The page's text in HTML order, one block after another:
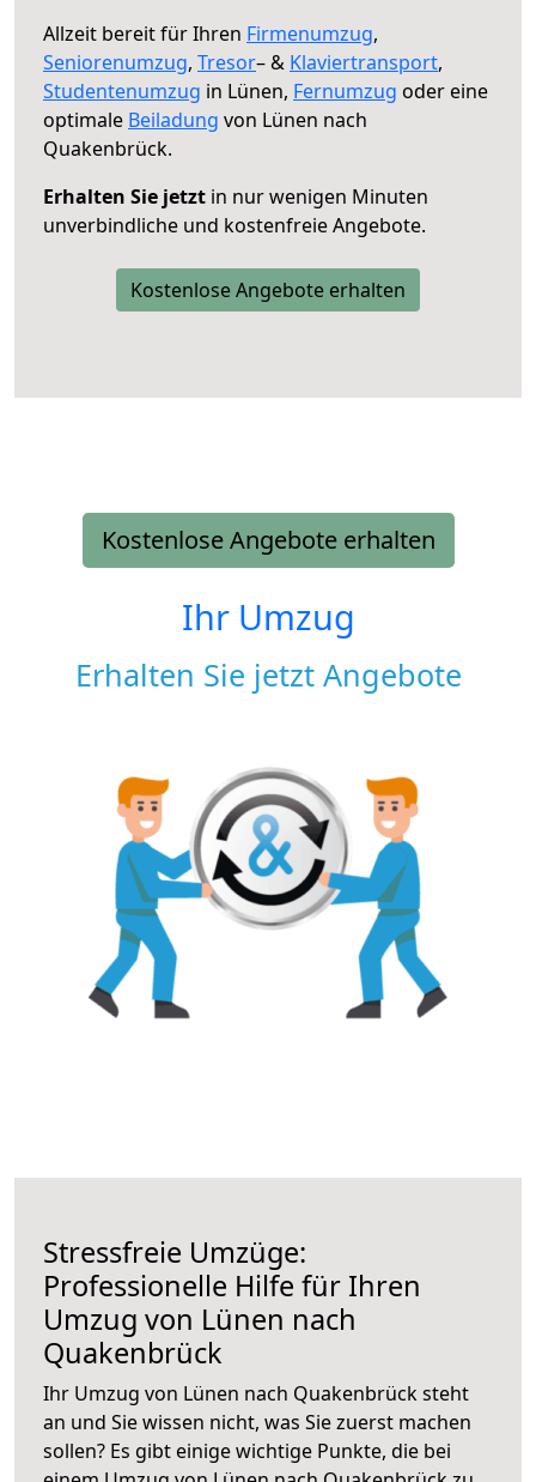
Allzeit bereit für Ihren Firmenumzug,
Seniorenumzug, Tresor– & Klaviertransport,
Studentenumzug in Lünen, Fernumzug oder eine
optimale Beiladung von Lünen nach
Quakenbrück.
Erhalten Sie jetzt in nur wenigen Minuten
unverbindliche und kostenfreie Angebote.
Kostenlose Angebote erhalten
Kostenlose Angebote erhalten
Ihr Umzug
Erhalten Sie jetzt Angebote
Stressfreie Umzüge:
Professionelle Hilfe für Ihren
Umzug von Lünen nach
Quakenbrück
Ihr Umzug von Lünen nach Quakenbrück steht
an und Sie wissen nicht, was Sie zuerst machen
sollen? Es gibt einige wichtige Punkte, die bei